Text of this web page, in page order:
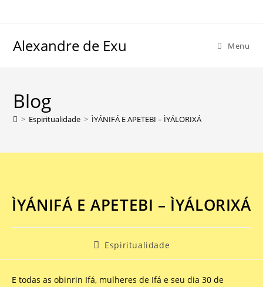
Alexandre de Exu Menu
Blog
> Espiritualidade > ÌYÁNIFÁ E APETEBI – ÌYÁLORIXÁ
ÌYÁNIFÁ E APETEBI – ÌYÁLORIXÁ
Espiritualidade
E todas as obinrin Ifá, mulheres de Ifá e seu dia 30 de